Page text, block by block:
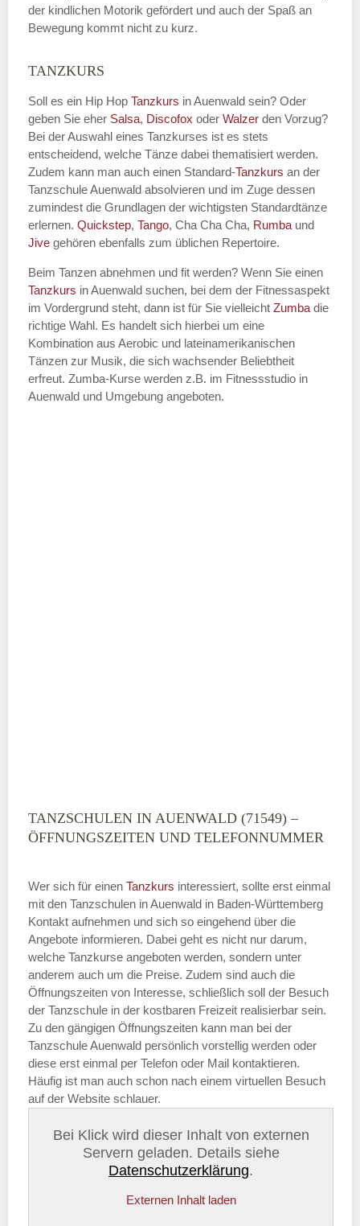
Kontakt E-Mail
Name des Tanzkurs*
Tanzart*
der kindlichen Motorik gefördert und auch der Spaß an
Bewegung kommt nicht zu kurz.
TANZKURS
Soll es ein Hip Hop Tanzkurs in Auenwald sein? Oder
geben Sie eher Salsa, Discofox oder Walzer den Vorzug?
Bei der Auswahl eines Tanzkurses ist es stets
entscheidend, welche Tänze dabei thematisiert werden.
Zudem kann man auch einen Standard-Tanzkurs an der
Tanzschule Auenwald absolvieren und im Zuge dessen
zumindest die Grundlagen der wichtigsten Standardtänze
erlernen. Quickstep, Tango, Cha Cha Cha, Rumba und
Jive gehören ebenfalls zum üblichen Repertoire.
Beim Tanzen abnehmen und fit werden? Wenn Sie einen
Tanzkurs in Auenwald suchen, bei dem der Fitnessaspekt
im Vordergrund steht, dann ist für Sie vielleicht Zumba die
richtige Wahl. Es handelt sich hierbei um eine
Kombination aus Aerobic und lateinamerikanischen
Tänzen zur Musik, die sich wachsender Beliebtheit
erfreut. Zumba-Kurse werden z.B. im Fitnessstudio in
Auenwald und Umgebung angeboten.
TANZSCHULEN IN AUENWALD (71549) –
ÖFFNUNGSZEITEN UND TELEFONNUMMER
Wer sich für einen Tanzkurs interessiert, sollte erst einmal
mit den Tanzschulen in Auenwald in Baden-Württemberg
Kontakt aufnehmen und sich so eingehend über die
Angebote informieren. Dabei geht es nicht nur darum,
welche Tanzkurse angeboten werden, sondern unter
anderem auch um die Preise. Zudem sind auch die
Öffnungszeiten von Interesse, schließlich soll der Besuch
der Tanzschule in der kostbaren Freizeit realisierbar sein.
Zu den gängigen Öffnungszeiten kann man bei der
Tanzschule Auenwald persönlich vorstellig werden oder
diese erst einmal per Telefon oder Mail kontaktieren.
Häufig ist man auch schon nach einem virtuellen Besuch
auf der Website schlauer.
Bei Klick wird dieser Inhalt von externen
Servern geladen. Details siehe
Datenschutzerklärung.
Externen Inhalt laden